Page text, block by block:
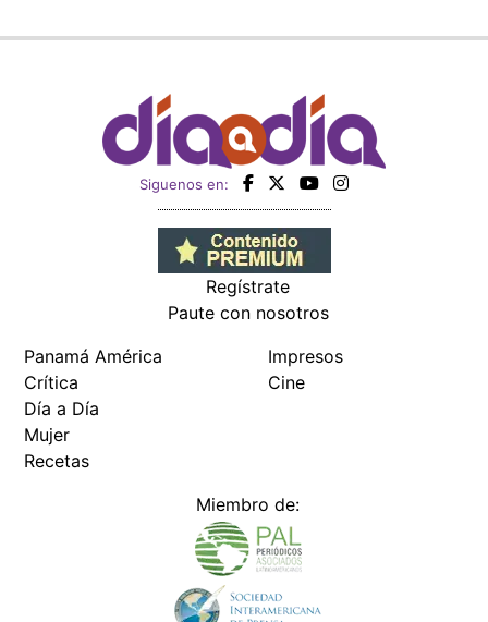
Siguenos en:
Regístrate
Paute con nosotros
Panamá América
Crítica
Día a Día
Mujer
Recetas
Impresos
Cine
Miembro de: